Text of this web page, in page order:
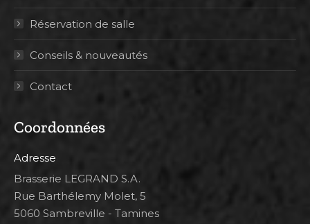
Réservation de salle
Conseils & nouveautés
Contact
Coordonnées
Adresse
Brasserie LEGRAND S.A.
Rue Barthélemy Molet, 5
5060 Sambreville - Tamines